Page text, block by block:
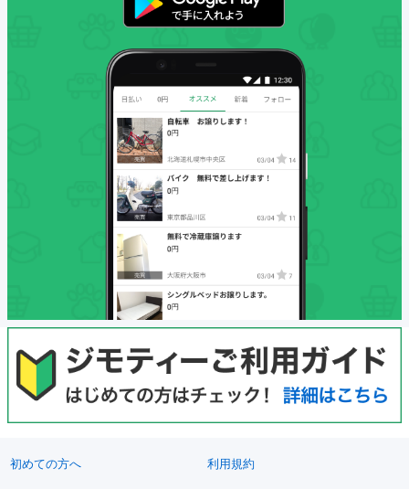
初めての方へ 利用規約